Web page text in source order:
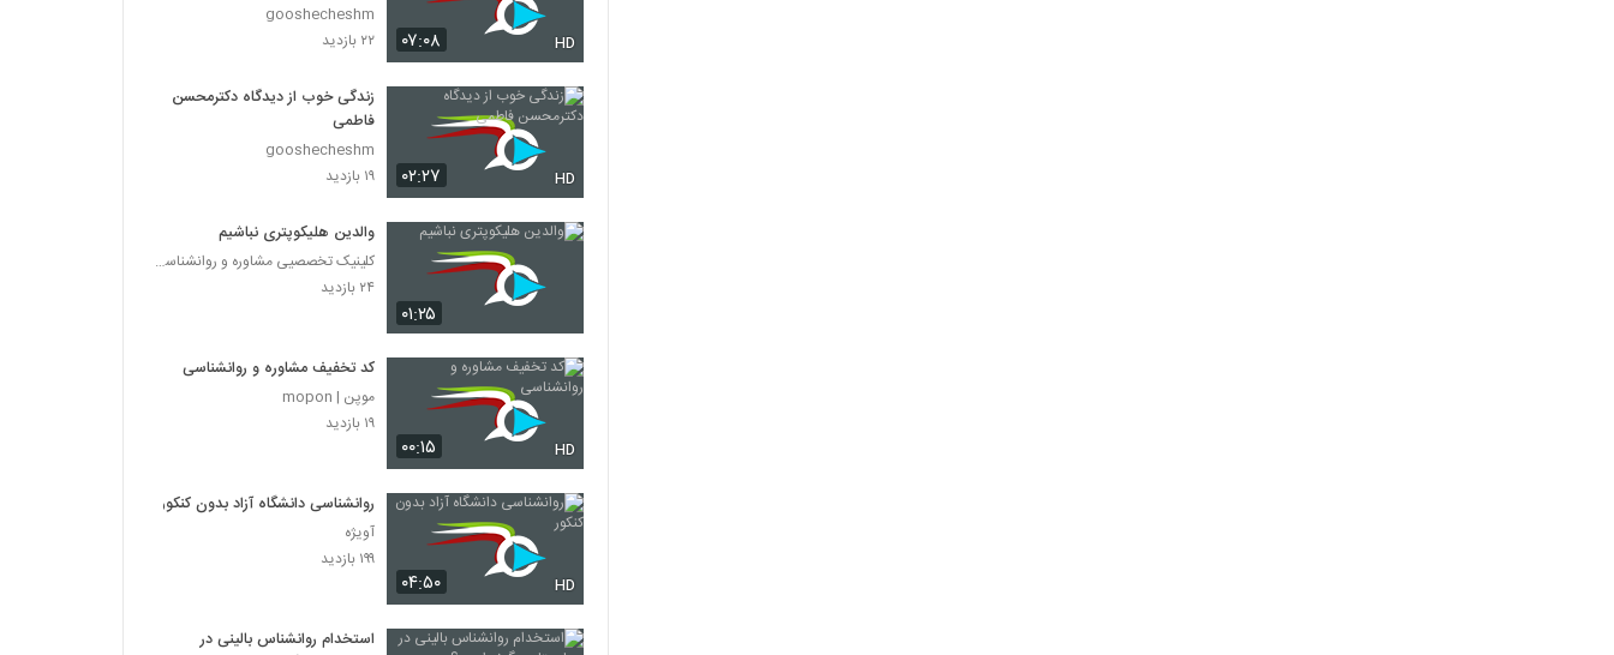
۰۷:۰۸ HD
gooshecheshm
۲۲ بازدید
۰۲:۲۷ HD
زندگی خوب از دیدگاه دکترمحسن
فاطمی
gooshecheshm
۱۹ بازدید
۰۱:۲۵
والدین هلیکوپتری نباشیم
کلینیک تخصصیی مشاوره و روانشناسی خانواده ایرانی
۲۴ بازدید
۰۰:۱۵ HD
کد تخفیف مشاوره و روانشناسی
موپن | mopon
۱۹ بازدید
۰۴:۵۰ HD
روانشناسی دانشگاه آزاد بدون کنکور
آویژه
۱۹۹ بازدید
استخدام روانشناس بالینی در